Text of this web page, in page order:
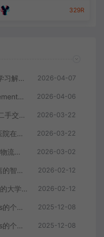
329R
DeepSeek+Vue3的学生个性化学习解答AI系统 2026-04-07
基于SSM+SpringBoot+Vue+ElementPlus的聊天im系统 2026-04-06
基于Springboot3+vue3的校园二手交易平台 2026-03-22
基于Springboot+Vue的互联网医院在线问诊系统 2026-03-22
基于SpringBoot+Vue+移动端的物流快递系统 2026-03-02
基于SpringBoot+Vue前后端分离的智能知识库问答系统 2026-02-12
SpringBoot+Uniapp的智能推荐的大学生社交平台 2026-02-12
基于SpringBoot+MySQL+Vue.js的个人健康管理系统(附论文) 2025-12-08
基于SpringBoot+MySQL+Vue.js的个性化推荐电商系统(附论文) 2025-12-08